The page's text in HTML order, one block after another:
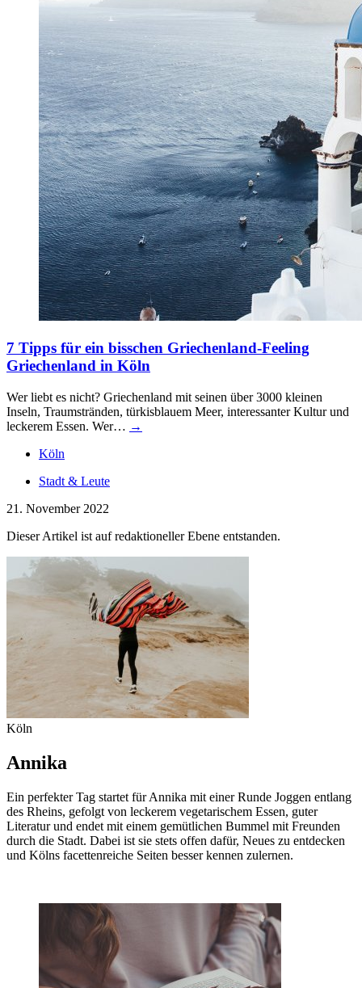
7 Tipps für ein bisschen Griechenland-Feeling
Griechenland in Köln
Wer liebt es nicht? Griechenland mit seinen über 3000 kleinen
Inseln, Traumstränden, türkisblauem Meer, interessanter Kultur und
leckerem Essen. Wer… →
Köln
Stadt & Leute
21. November 2022
Dieser Artikel ist auf redaktioneller Ebene entstanden.
Köln
Annika
Ein perfekter Tag startet für Annika mit einer Runde Joggen entlang
des Rheins, gefolgt von leckerem vegetarischem Essen, guter
Literatur und endet mit einem gemütlichen Bummel mit Freunden
durch die Stadt. Dabei ist sie stets offen dafür, Neues zu entdecken
und Kölns facettenreiche Seiten besser kennen zulernen.